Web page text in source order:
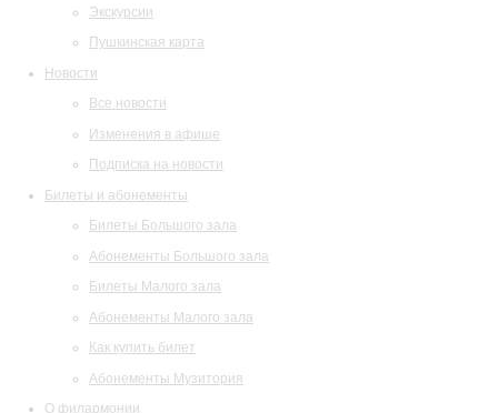
Экскурсии
Пушкинская карта
Новости
Все новости
Изменения в афише
Подписка на новости
Билеты и абонементы
Билеты Большого зала
Абонементы Большого зала
Билеты Малого зала
Абонементы Малого зала
Как купить билет
Абонементы Музитория
О филармонии